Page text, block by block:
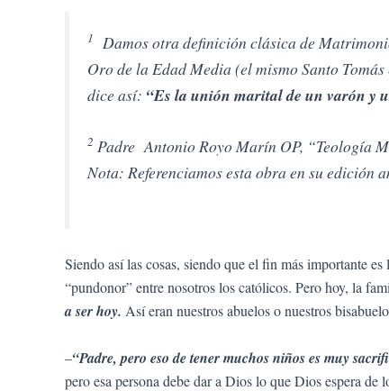
1
Damos otra definición clásica de
Oro de la Edad Media (el mismo Santo
dice así: “Es la unión marital de un varón y
2 Padre Antonio Royo Marín OP, “Teología
Nota: Referenciamos esta obra en su
Siendo así las cosas, siendo que el fin más importante
“pundonor” entre nosotros los católicos. Pero hoy, la
a ser hoy. Así eran nuestros abuelos o nuestros
–“Padre, pero eso de tener muchos niños es muy
pero esa persona debe dar a Dios lo que Dios espera